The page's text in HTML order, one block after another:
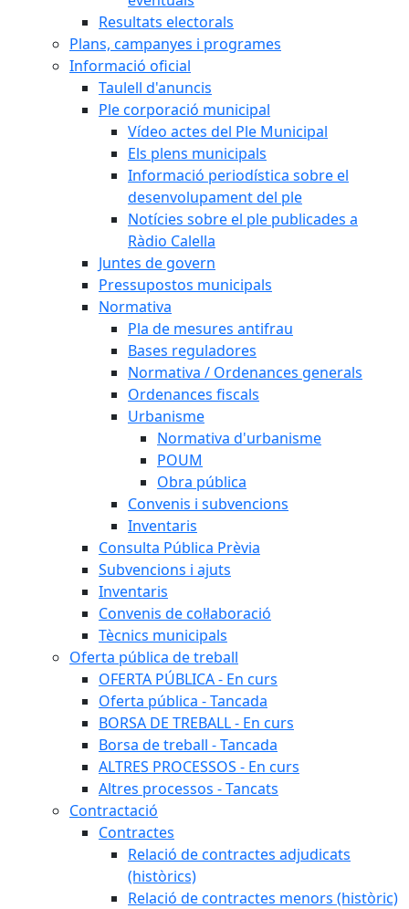
Resultats electorals
Plans, campanyes i programes
Informació oficial
Taulell d'anuncis
Ple corporació municipal
Vídeo actes del Ple Municipal
Els plens municipals
Informació periodística sobre el
desenvolupament del ple
Notícies sobre el ple publicades a
Ràdio Calella
Juntes de govern
Pressupostos municipals
Normativa
Pla de mesures antifrau
Bases reguladores
Normativa / Ordenances generals
Ordenances fiscals
Urbanisme
Normativa d'urbanisme
POUM
Obra pública
Convenis i subvencions
Inventaris
Consulta Pública Prèvia
Subvencions i ajuts
Inventaris
Convenis de col·laboració
Tècnics municipals
Oferta pública de treball
OFERTA PÚBLICA - En curs
Oferta pública - Tancada
BORSA DE TREBALL - En curs
Borsa de treball - Tancada
ALTRES PROCESSOS - En curs
Altres processos - Tancats
Contractació
Contractes
Relació de contractes adjudicats
(històrics)
Relació de contractes menors (històric)